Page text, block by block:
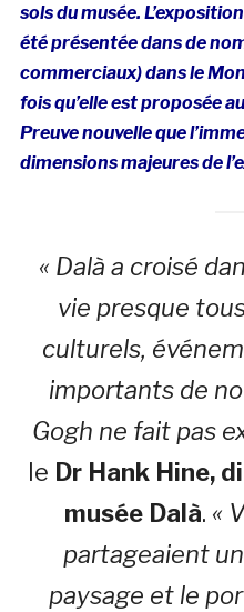
sols du musée.
été présentée dans de
commerciaux) dans le
fois qu’elle est proposée
Preuve nouvelle que
dimensions majeures de
« Dalà­ a croisé
vie presque
culturels,
importants de
Gogh ne fait pas
le Dr Hank Hine,
musée Dalà­. «
partageaient
paysage et le